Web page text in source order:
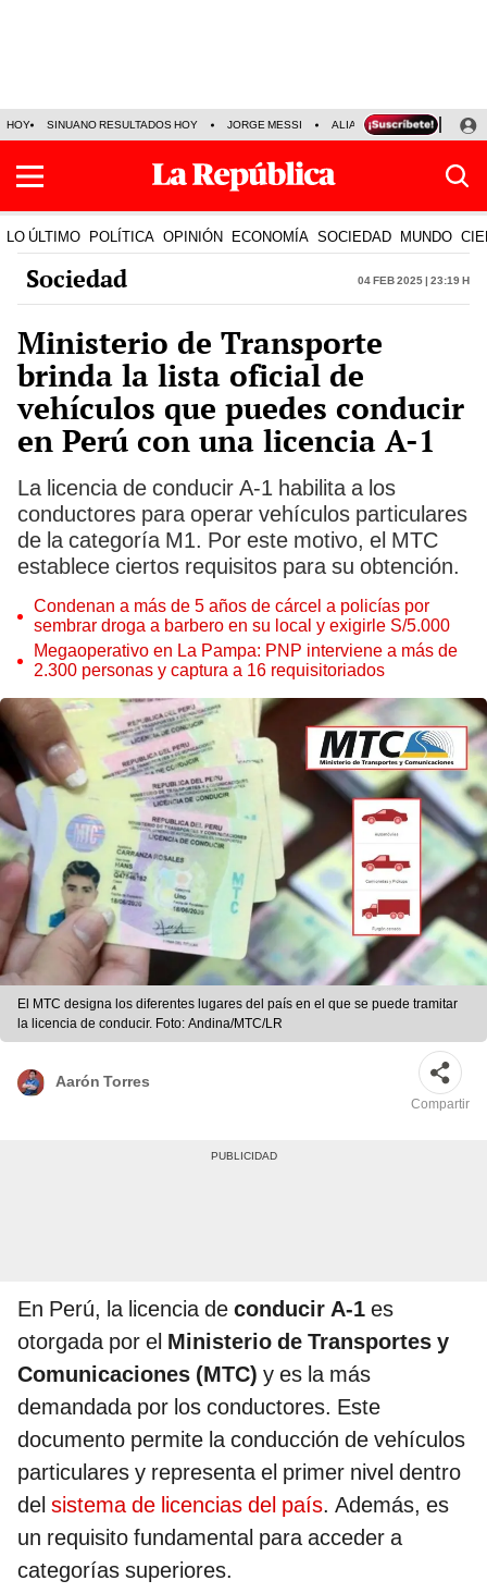
HOY SINUANO RESULTADOS HOY JORGE MESSI ALIANZA LIMA VS SPORT
LO ÚLTIMO POLÍTICA OPINIÓN ECONOMÍA SOCIEDAD MUNDO
Sociedad 04 Feb 2025 | 23:19 h
Ministerio de Transporte
brinda la lista oficial de
vehículos que puedes conducir
en Perú con una licencia A-1
La licencia de conducir A-1 habilita a los
conductores para operar vehículos particulares
de la categoría M1. Por este motivo, el MTC
establece ciertos requisitos para su obtención.
Condenan a más de 5 años de cárcel a policías por
sembrar droga a barbero en su local y exigirle S/5.000
Megaoperativo en La Pampa: PNP interviene a más de
2.300 personas y captura a 16 requisitoriados
El MTC designa los diferentes lugares del país en el que se puede tramitar
la licencia de conducir. Foto: Andina/MTC/LR
Aarón Torres
Compartir
En Perú, la licencia de conducir A-1 es
otorgada por el Ministerio de Transportes y
Comunicaciones (MTC) y es la más
demandada por los conductores. Este
documento permite la conducción de vehículos
particulares y representa el primer nivel dentro
del sistema de licencias del país. Además, es
un requisito fundamental para acceder a
categorías superiores.